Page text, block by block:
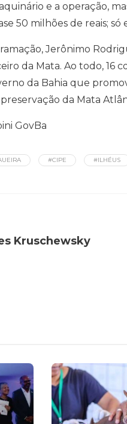
e a operação,
50 milhões de reais; só
Jerônimo
da Mata. Ao todo, 16
da Bahia que
da Mata
GovBa
#CIPE #ILHÉUS
Kruschewsky